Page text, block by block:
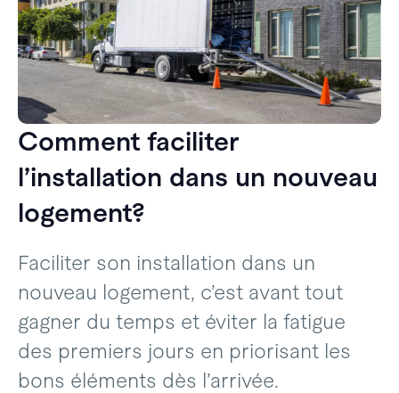
Comment faciliter
l’installation dans un nouveau
logement?
Faciliter son installation dans un
nouveau logement, c’est avant tout
gagner du temps et éviter la fatigue
des premiers jours en priorisant les
bons éléments dès l’arrivée.